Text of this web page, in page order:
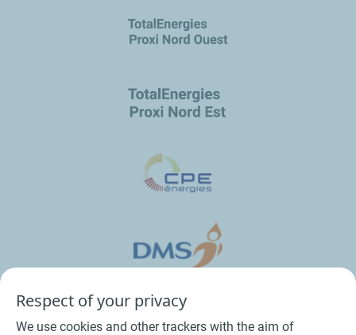
Respect of your privacy
We use cookies and other trackers with the aim of